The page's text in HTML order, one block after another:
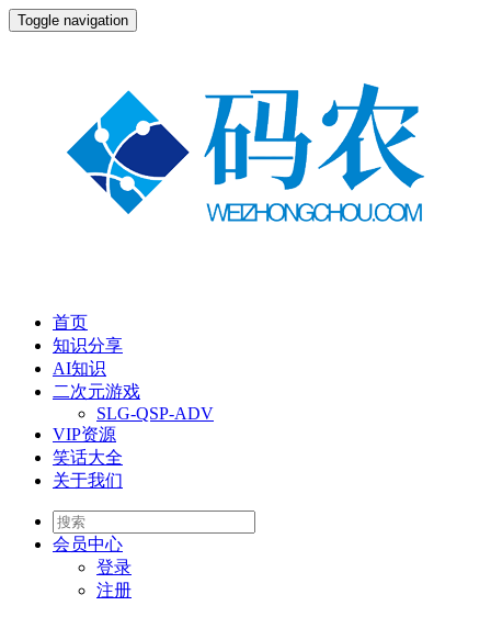
Toggle navigation
首页
知识分享
AI知识
二次元游戏
SLG-QSP-ADV
VIP资源
笑话大全
关于我们
会员中心
登录
注册